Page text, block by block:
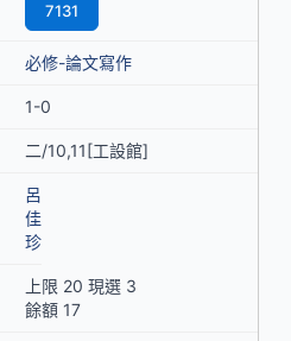
7131
必修-論文寫作
1-0
二/10,11[工設館]
呂
佳
珍
上限 20 現選 3
餘額 17